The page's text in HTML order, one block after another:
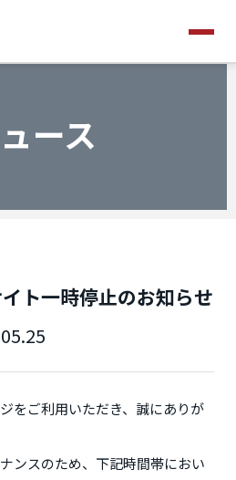
ース
イト一時停止のお知らせ
をご利用いただき、誠にありが
ンスのため、下記時間帯におい